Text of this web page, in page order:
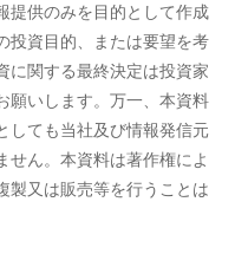
提供のみを目的として作成
投資目的、または要望を考
に関する最終決定は投資家
願いします。万一、本資料
しても当社及び情報発信元
せん。本資料は著作権によ
製又は販売等を行うことは